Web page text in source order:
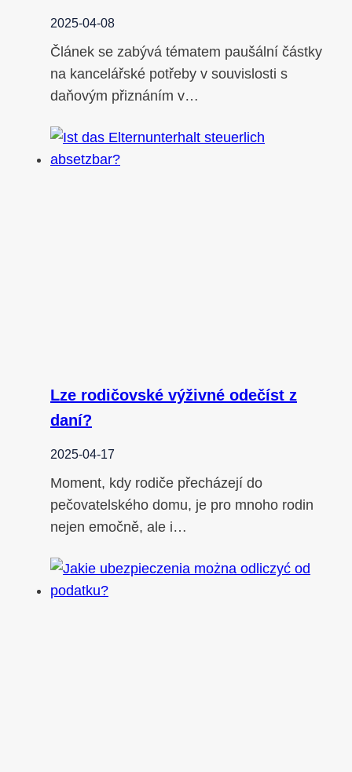
2025-04-08
Článek se zabývá tématem paušální částky
na kancelářské potřeby v souvislosti s
daňovým přiznáním v…
Lze rodičovské výživné odečíst z
daní?
2025-04-17
Moment, kdy rodiče přecházejí do
pečovatelského domu, je pro mnoho rodin
nejen emočně, ale i…